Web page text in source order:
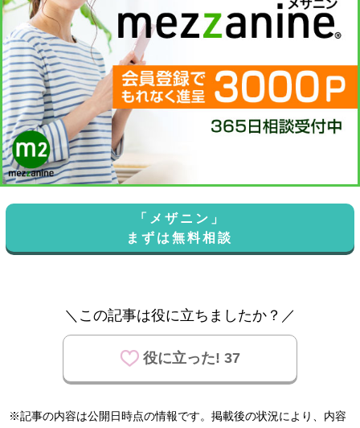
「メザニン」
まずは無料相談
＼この記事は役に立ちましたか？／
役に立った! 37
※記事の内容は公開日時点の情報です。掲載後の状況により、内容